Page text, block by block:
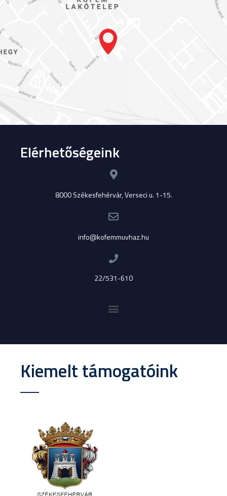
Elérhetőségeink
8000 Székesfehérvár, Verseci u. 1-15.
info@kofemmuvhaz.hu
22/531-610
Kiemelt támogatóink